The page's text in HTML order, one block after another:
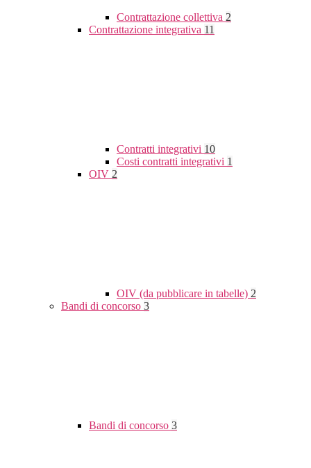
Contrattazione collettiva 2
Contrattazione integrativa 11
Contratti integrativi 10
Costi contratti integrativi 1
OIV 2
OIV (da pubblicare in tabelle) 2
Bandi di concorso 3
Bandi di concorso 3